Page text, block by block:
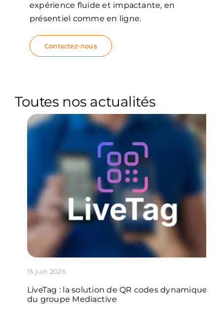
expérience fluide et impactante, en
présentiel comme en ligne.
Contactez-nous
Toutes nos actualités
15 juin 2026
LiveTag : la solution de QR codes dynamiques
du groupe Mediactive